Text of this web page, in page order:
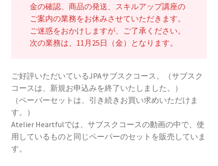
金の確認、商品の発送、スキルアップ講座の
ご案内の業務をお休みさせていただきます。
ご迷惑をおかけしますが、ご了承ください。
次の業務は、11月25日（金）となります。
ご好評いただいているJPAサブスクコース。（サブスク
コースは、新規お申込みを終了いたしました。）
（ペーパーセットは、引き続きお買い求めいただけま
す。）
Atelier Heartfulでは、サブスクコースの動画の中で、使
用しているものと同じペーパーのセットを販売していま
す。